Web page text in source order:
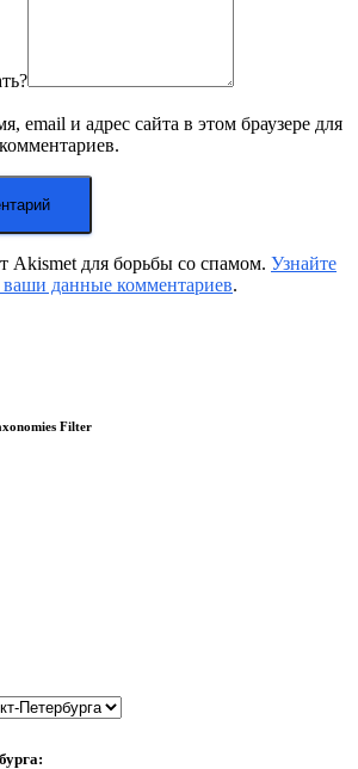
email и адрес сайта в этом браузере для
Akismet для борьбы со спамом. Узнайте
ваши данные комментариев.
Filter